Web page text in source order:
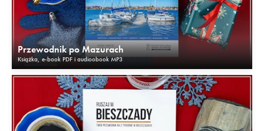
Przewodnik po Mazurach
Książka, e-book PDF i audioobook MP3